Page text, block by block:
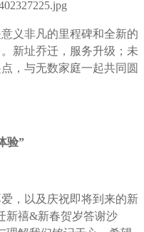
义非凡的里程碑和全新的
新址乔迁，服务升级；未
，与无数家庭一起共同圆
验”
，以及庆祝即将到来的新
新禧&新春贺岁答谢沙